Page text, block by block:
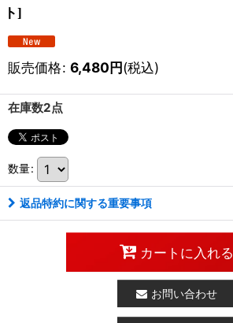
ト]
販売価格: 6,480円(税込)
在庫数2点
数量:
返品特約に関する重要事項
カートに入れる
お問い合わせ